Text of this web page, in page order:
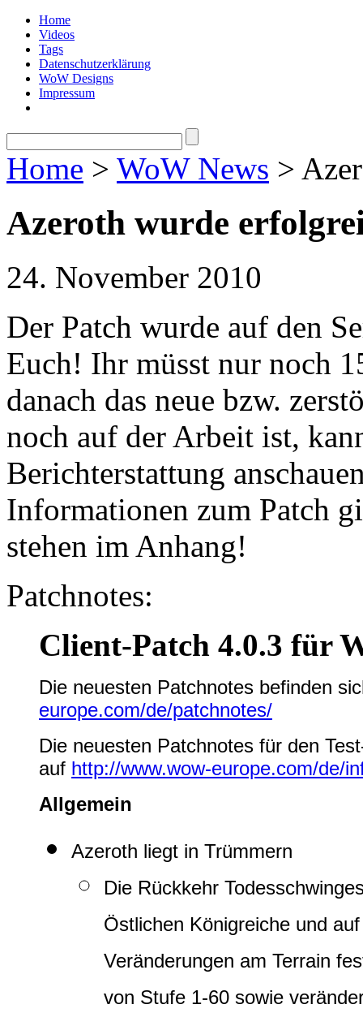
Home
Videos
Tags
Datenschutzerklärung
WoW Designs
Impressum
Home > WoW News >
Azeroth wurde
24. November 2010
Der Patch wurde auf den
Euch! Ihr müsst nur noch
danach das neue bzw.
noch auf der Arbeit ist,
Berichterstattung
Informationen zum Patch
stehen im Anhang!
Patchnotes:
Client-Patch 4.0.3 für
Die neuesten Patchnotes befinden
europe.com/de/patchnotes/
Die neuesten Patchnotes für den
auf http://www.wow-europe.com/de/
Allgemein
Azeroth liegt in Trümmern
Die Rückkehr
Östlichen Königreiche und
Veränderungen am Terrain
von Stufe 1-60 sowie